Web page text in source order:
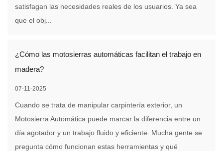
satisfagan las necesidades reales de los usuarios. Ya sea
que el obj...
¿Cómo las motosierras automáticas facilitan el trabajo en
madera?
07-11-2025
Cuando se trata de manipular carpintería exterior, un
Motosierra Automática puede marcar la diferencia entre un
día agotador y un trabajo fluido y eficiente. Mucha gente se
pregunta cómo funcionan estas herramientas y qué